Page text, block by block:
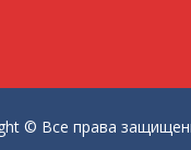
© Все права